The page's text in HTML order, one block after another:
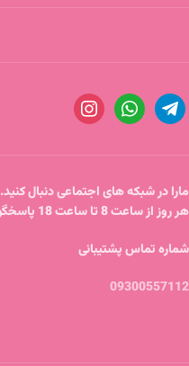
مارا در شبکه های اجتماعی دنبال کنید.
هر روز از ساعت 8 تا ساعت 18 پاسخگو شما عزیزان هستیم.
شماره تماس پشتیبانی
09300557112